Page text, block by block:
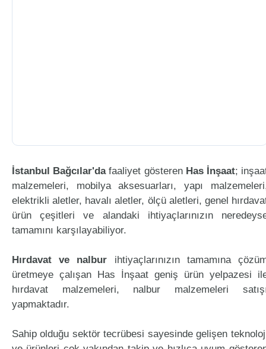
İstanbul Bağcılar'dafaaliyet gösteren Has İnşaat;
malzemeleri, mobilya aksesuarları, yapı
elektrikli aletler, havalı aletler, ölçü aletleri, genel
ürün çeşitleri ve alandaki ihtiyaçlarınızın
tamamını karşılayabiliyor.
Hırdavat ve nalbur ihtiyaçlarınızın tamamına
üretmeye çalışan Has İnşaat geniş ürün yelpazesi
hırdavat malzemeleri, nalbur malzemeleri
yapmaktadır.
Sahip olduğu sektör tecrübesi sayesinde gelişen